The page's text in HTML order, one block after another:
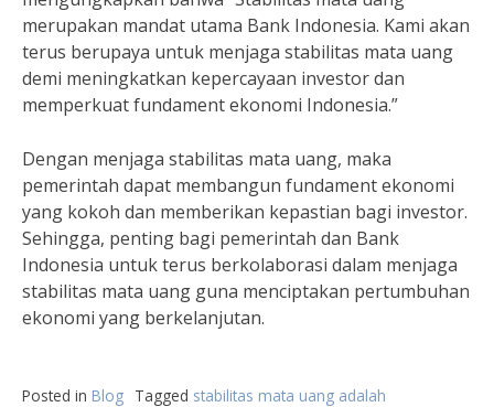
merupakan mandat utama Bank Indonesia. Kami akan
terus berupaya untuk menjaga stabilitas mata uang
demi meningkatkan kepercayaan investor dan
memperkuat fundament ekonomi Indonesia.”
Dengan menjaga stabilitas mata uang, maka
pemerintah dapat membangun fundament ekonomi
yang kokoh dan memberikan kepastian bagi investor.
Sehingga, penting bagi pemerintah dan Bank
Indonesia untuk terus berkolaborasi dalam menjaga
stabilitas mata uang guna menciptakan pertumbuhan
ekonomi yang berkelanjutan.
Posted in Blog Tagged stabilitas mata uang adalah